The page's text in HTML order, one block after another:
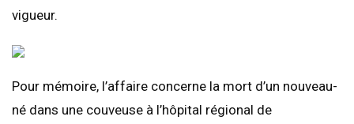
vigueur.
Pour mémoire, l’affaire concerne la mort d’un nouveau-
né dans une couveuse à l’hôpital régional de